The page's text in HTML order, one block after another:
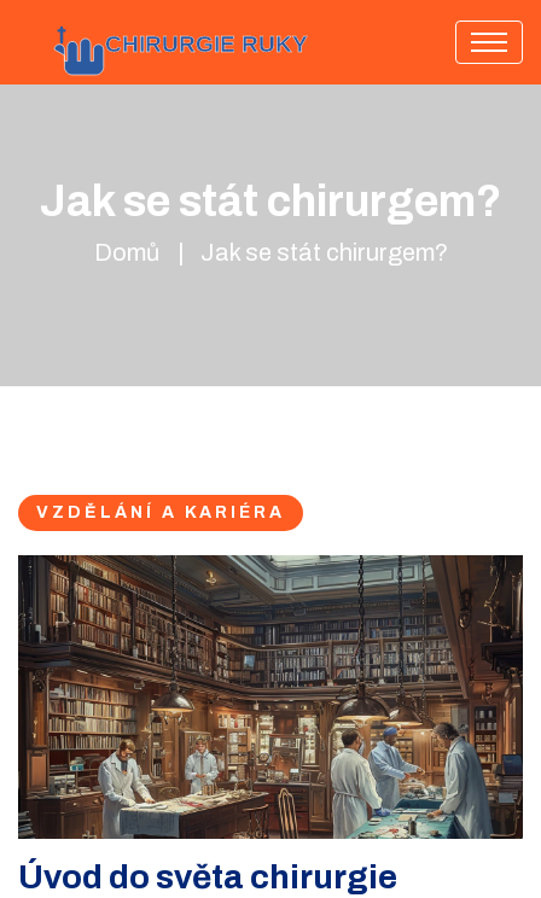
Jak se stát chirurgem?
Domů Jak se stát chirurgem?
VZDĚLÁNÍ A KARIÉRA
Úvod do světa chirurgie